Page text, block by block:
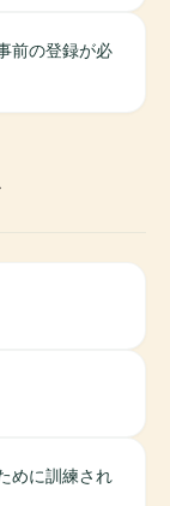
前の登録が必
めに訓練され